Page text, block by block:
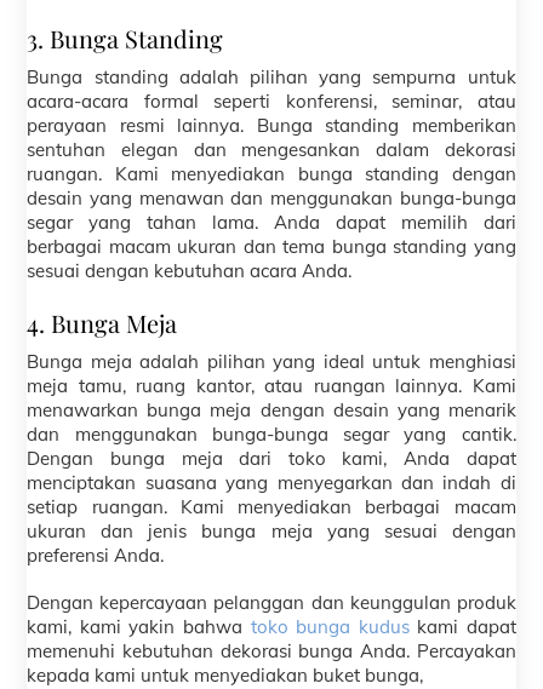
3. Bunga Standing
Bunga standing adalah pilihan yang sempurna untuk
acara-acara formal seperti konferensi, seminar, atau
perayaan resmi lainnya. Bunga standing memberikan
sentuhan elegan dan mengesankan dalam dekorasi
ruangan. Kami menyediakan bunga standing dengan
desain yang menawan dan menggunakan bunga-bunga
segar yang tahan lama. Anda dapat memilih dari
berbagai macam ukuran dan tema bunga standing yang
sesuai dengan kebutuhan acara Anda.
4. Bunga Meja
Bunga meja adalah pilihan yang ideal untuk menghiasi
meja tamu, ruang kantor, atau ruangan lainnya. Kami
menawarkan bunga meja dengan desain yang menarik
dan menggunakan bunga-bunga segar yang cantik.
Dengan bunga meja dari toko kami, Anda dapat
menciptakan suasana yang menyegarkan dan indah di
setiap ruangan. Kami menyediakan berbagai macam
ukuran dan jenis bunga meja yang sesuai dengan
preferensi Anda.
Dengan kepercayaan pelanggan dan keunggulan produk
kami, kami yakin bahwa toko bunga kuduskami dapat
memenuhi kebutuhan dekorasi bunga Anda. Percayakan
kepada kami untuk menyediakan buket bunga,